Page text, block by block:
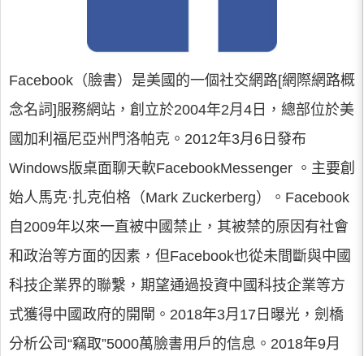
Facebook（臉書）是美國的一個社交網路[網際網路概
念名詞]服務網站，創立於2004年2月4日，總部位於美
國加利福尼亞州門洛帕克。2012年3月6日發布
Windows版桌面聊天軟FacebookMessenger 。主要創
始人馬克·扎克伯格（Mark Zuckerberg）。Facebook
自2009年以來一直被中國禁止，其被禁的原因有社會
和政治等方面的因素，但Facebook也從未間斷與中國
科技企業界的聯繫，期望通過投資中國科技企業等方
式獲得中國政府的開閘。2018年3月17日曝光，劍橋
分析公司“竊取”5000萬臉書用戶的信息。2018年9月